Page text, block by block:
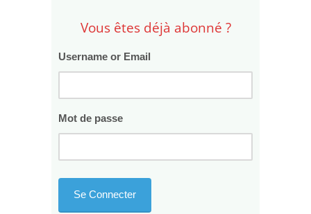
Vous êtes déjà abonné ?
Username or Email
Mot de passe